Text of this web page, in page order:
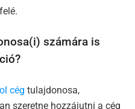
számára is
cég tulajdonosa,
szeretne hozzájutni a cég